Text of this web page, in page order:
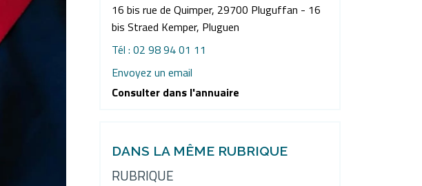
16 bis rue de Quimper, 29700 Pluguffan - 16
bis Straed Kemper, Pluguen
Tél : 02 98 94 01 11
Envoyez un email
Consulter dans l'annuaire
DANS LA MÊME RUBRIQUE
RUBRIQUE